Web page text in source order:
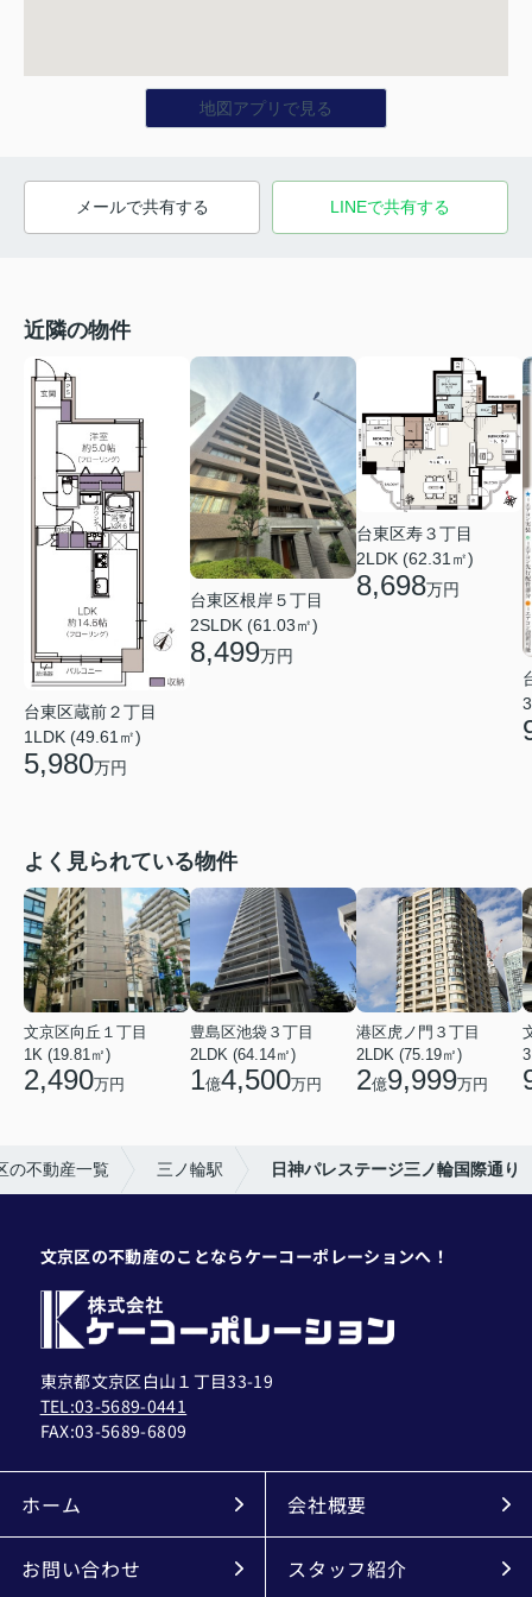
地図アプリで見る
メールで共有する LINEで共有する
近隣の物件
台東区蔵前２丁目
1LDK (49.61㎡)
5,980万円
台東区根岸５丁目
2SLDK (61.03㎡)
8,499万円
台東区寿３丁目
2LDK (62.31㎡)
8,698万円
よく見られている物件
文京区向丘１丁目
1K (19.81㎡)
2,490万円
豊島区池袋３丁目
2LDK (64.14㎡)
1億4,500万円
港区虎ノ門３丁目
2LDK (75.19㎡)
2億9,999万円
の不動産一覧 三ノ輪駅 日神パレステージ三ノ輪国際通り
文京区の不動産のことならケーコーポレーションへ！
東京都文京区白山１丁目33-19
TEL:03-5689-0441
FAX:03-5689-6809
ホーム 会社概要
お問い合わせ スタッフ紹介